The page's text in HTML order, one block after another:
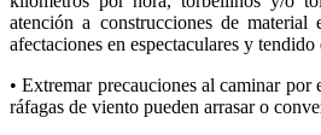
atención a construcciones de material
afectaciones en espectaculares y tendido
• Extremar precauciones al caminar por
ráfagas de viento pueden arrasar o